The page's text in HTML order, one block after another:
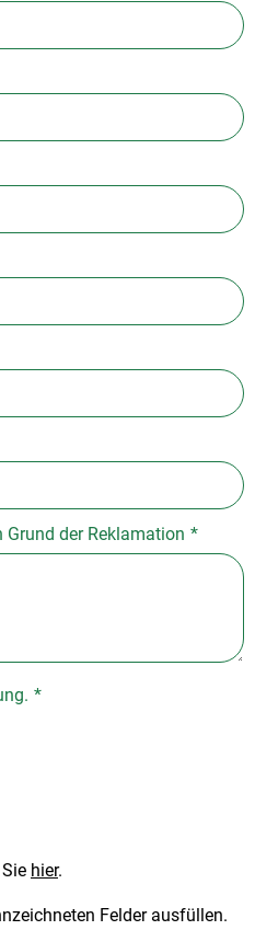
Grund der Reklamation *
*
hier.
Felder ausfüllen.